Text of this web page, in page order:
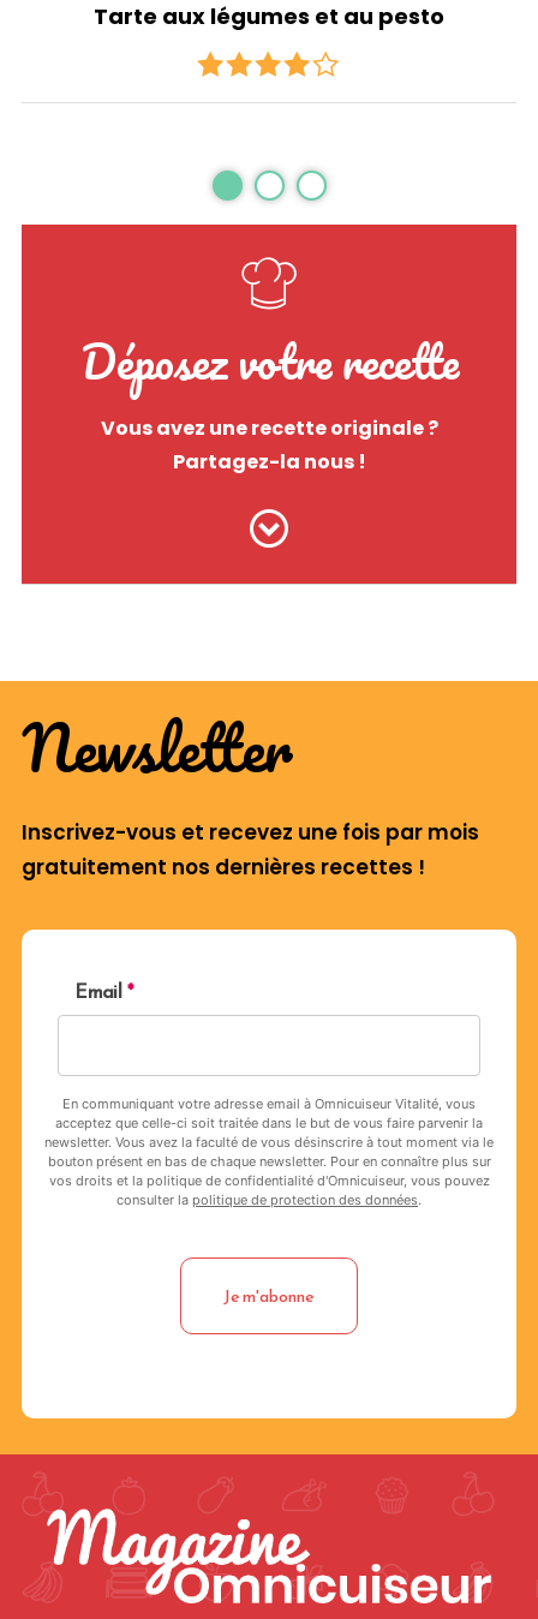
Tarte aux légumes et au pesto
Déposez votre recette
Vous avez une recette originale ?
Partagez-la nous !
Newsletter
Inscrivez-vous et recevez une fois par mois
gratuitement nos dernières recettes !